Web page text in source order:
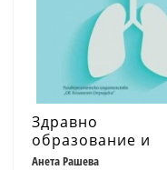
Здравно
образование и
грижи,
Анета Рашева